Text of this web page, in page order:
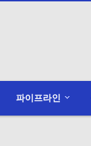
파이프라인